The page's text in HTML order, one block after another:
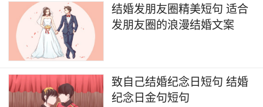
结婚发朋友圈精美短句 适合
发朋友圈的浪漫结婚文案
致自己结婚纪念日短句 结婚
纪念日金句短句